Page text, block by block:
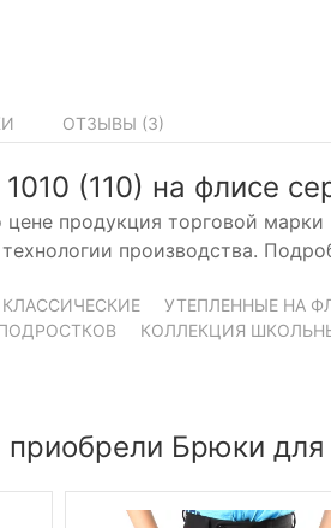
ОТЗЫВЫ (3)
(110) на флисе
продукция торговой
производства.
КЛАССИЧЕСКИЕ УТЕПЛЕННЫЕ НА
КОЛЛЕКЦИЯ
приобрели Брюки